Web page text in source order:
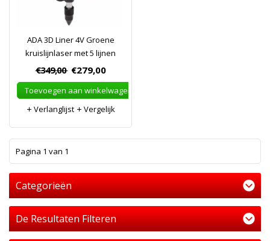
ADA 3D Liner 4V Groene
kruislijnlaser met 5 lijnen
€349,00 €279,00
Toevoegen aan winkelwagen
Verlanglijst
Vergelijk
Pagina 1 van 1
Categorieën
De Resultaten Filteren